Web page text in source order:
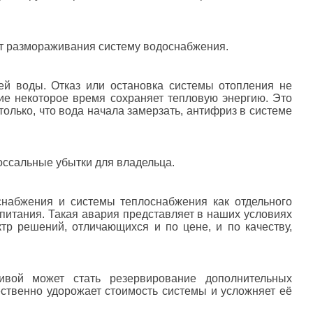
размораживания систему водоснабжения.
воды. Отказ или остановка системы отопления не
некоторое время сохраняет тепловую энергию. Это
что вода начала замерзать, антифриз в системе
убытки для владельца.
и системы теплоснабжения как отдельного
Такая авария представляет в наших условиях
решений, отличающихся и по цене, и по качеству,
может стать резервирование дополнительных
удорожает стоимость системы и усложняет её